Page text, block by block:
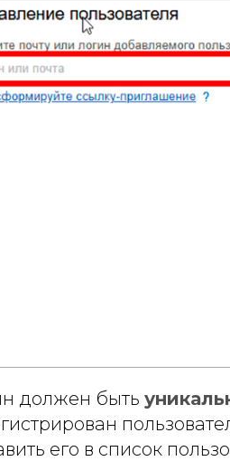
должен быть
его в список